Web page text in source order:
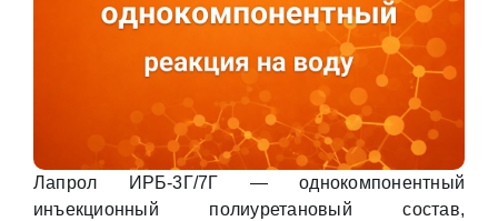
Лапрол ИРБ-3Г/7Г — однокомпонентный
инъекционный полиуретановый состав,